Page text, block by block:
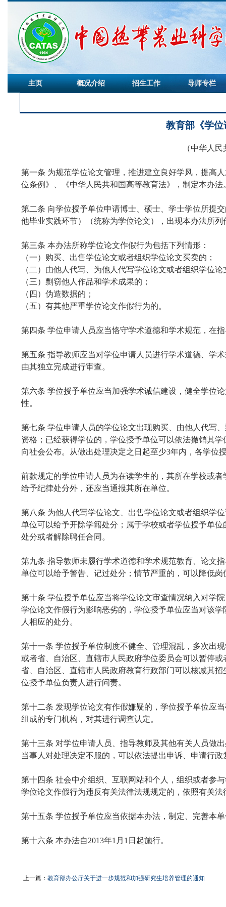
主页 概况介绍 招生工作 导师专栏
教育部《学
（中华人
第一条 为规范学位论文管理，推进建立良好学风，提高
位条例》、《中华人民共和国高等教育法》，制定本办法
第二条 向学位授予单位申请博士、硕士、学士学位所提
他毕业实践环节）（统称为学位论文），出现本办法所
第三条 本办法所称学位论文作假行为包括下列情形：
（一）购买、出售学位论文或者组织学位论文买卖的；
（二）由他人代写、为他人代写学位论文或者组织学位论
（三）剽窃他人作品和学术成果的；
（四）伪造数据的；
（五）有其他严重学位论文作假行为的。
第四条 学位申请人员应当恪守学术道德和学术规范，在
第五条 指导教师应当对学位申请人员进行学术道德、学
由其独立完成进行审查。
第六条 学位授予单位应当加强学术诚信建设，健全学位
性。
第七条 学位申请人员的学位论文出现购买、由他人代写
资格；已经获得学位的，学位授予单位可以依法撤销其
向社会公布。从做出处理决定之日起至少3年内，各学位
前款规定的学位申请人员为在读学生的，其所在学校或
给予纪律处分外，还应当通报其所在单位。
第八条 为他人代写学位论文、出售学位论文或者组织学
单位可以给予开除学籍处分；属于学校或者学位授予单
处分或者解除聘任合同。
第九条 指导教师未履行学术道德和学术规范教育、论文
单位可以给予警告、记过处分；情节严重的，可以降低
第十条 学位授予单位应当将学位论文审查情况纳入对学
学位论文作假行为影响恶劣的，学位授予单位应当对该
人相应的处分。
第十一条 学位授予单位制度不健全、管理混乱，多次出
或者省、自治区、直辖市人民政府学位委员会可以暂停
省、自治区、直辖市人民政府教育行政部门可以核减其
位授予单位负责人进行问责。
第十二条 发现学位论文有作假嫌疑的，学位授予单位应
组成的专门机构，对其进行调查认定。
第十三条 对学位申请人员、指导教师及其他有关人员做
当事人对处理决定不服的，可以依法提出申诉、申请行
第十四条 社会中介组织、互联网站和个人，组织或者参
学位论文作假行为违反有关法律法规规定的，依照有关
第十五条 学位授予单位应当依据本办法，制定、完善本
第十六条 本办法自2013年1月1日起施行。
上一篇： 教育部办公厅关于进一步规范和加强研究生培养管理的通知